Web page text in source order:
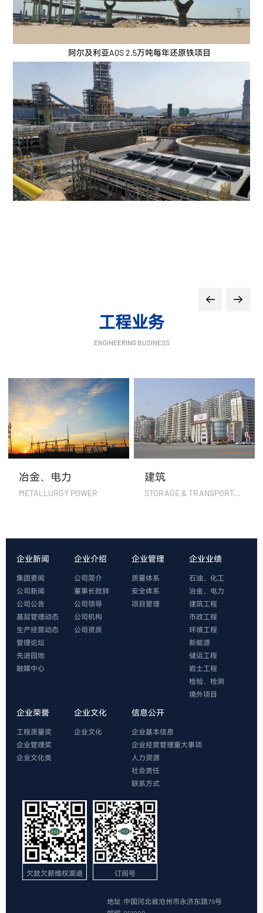
阿尔及利亚AQS 2.5万吨每年还原铁项目
工程业务
ENGINEERING BUSINESS
冶金、电力
METALLURGY POWER
建筑
STORAGE & TRANSPORTATION
企业新闻
集团要闻
公司新闻
公司公告
基层管理动态
生产经营动态
管理论坛
先进园地
融媒中心
企业介绍
公司简介
董事长致辞
公司领导
公司机构
公司资质
企业管理
质量体系
安全体系
项目管理
企业业绩
石油、化工
冶金、电力
建筑工程
市政工程
环境工程
新能源
储运工程
岩土工程
检验、检测
境外项目
企业荣誉
工程质量奖
企业管理奖
企业文化类
企业文化
企业文化
信息公开
企业基本信息
企业经营管理重大事项
人力资源
社会责任
联系方式
欠款欠薪维权渠道 订阅号
地址:中国河北省沧州市永济东路79号